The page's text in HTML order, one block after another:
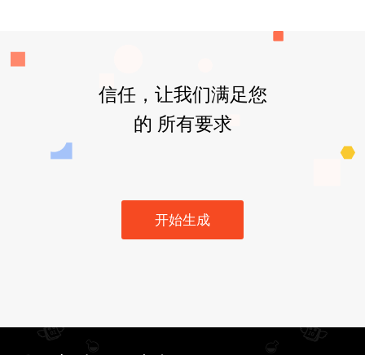
信任，让我们满足您
的 所有要求
开始生成